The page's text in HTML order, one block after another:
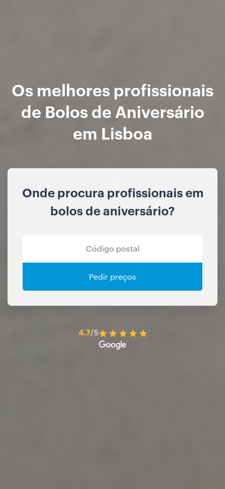
Os melhores profissionais
de Bolos de Aniversário
em Lisboa
Onde procura profissionais em
bolos de aniversário?
Pedir preços
4.7/5